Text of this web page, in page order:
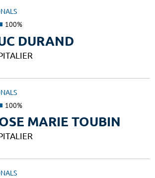
100%
DURAND
100%
MARIE TOUBIN